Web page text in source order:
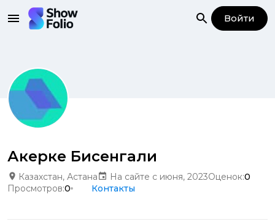
Войти
Акерке Бисенгали
Казахстан, Астана На сайте с июня, 2023Оценок:0
Просмотров:0 Контакты